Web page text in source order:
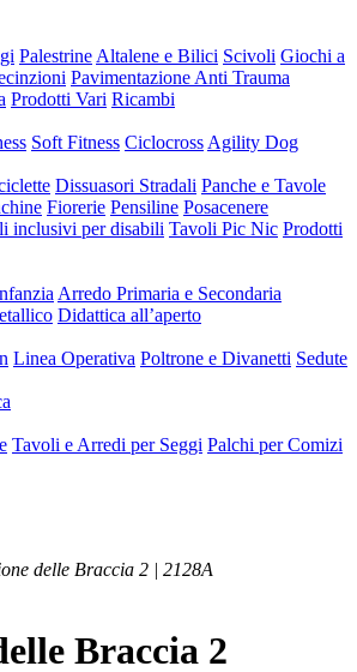
Palestrine Altalene e Bilici Scivoli Giochi a
Pavimentazione Anti Trauma
Prodotti Vari Ricambi
Soft Fitness Ciclocross Agility Dog
Dissuasori Stradali Panche e Tavole
Fiorerie Pensiline Posacenere
inclusivi per disabili Tavoli Pic Nic Prodotti
Arredo Primaria e Secondaria
Didattica all’aperto
Linea Operativa Poltrone e Divanetti Sedute
Tavoli e Arredi per Seggi Palchi per Comizi
delle Braccia 2 | 2128A
Braccia 2